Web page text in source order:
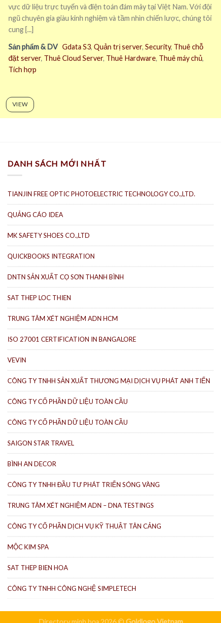
vực dữ liệu trực tuyến và điện toán đám mây tại Việt Nam. Với đội
ngũ chuyên gia giàu kinh nghiệm và tầm nhìn chiến lược, chúng tôi
cung [...]
Sản phẩm & DV Gdata S3, Quản trị server, Security, Thuê chỗ
đặt server, Thuê Cloud Server, Thuê Hardware, Thuê máy chủ,
Tích hợp
VIEW
DANH SÁCH MỚI NHẤT
TIANJIN FREE OPTIC PHOTOELECTRIC TECHNOLOGY CO.,LTD.
QUẢNG CÁO IDEA
MK SAFETY SHOES CO.,LTD
QUICKBOOKS INTEGRATION
DNTN SẢN XUẤT CỌ SƠN THANH BÌNH
SAT THEP LOC THIEN
TRUNG TÂM XÉT NGHIỆM ADN HCM
ISO 27001 CERTIFICATION IN BANGALORE
VEVIN
CÔNG TY TNHH SẢN XUẤT THƯƠNG MẠI DỊCH VỤ PHÁT ANH TIẾN
CÔNG TY CỔ PHẦN DỮ LIỆU TOÀN CẦU
CÔNG TY CỔ PHẦN DỮ LIỆU TOÀN CẦU
SAIGON STAR TRAVEL
BÌNH AN DECOR
CÔNG TY TNHH ĐẦU TƯ PHÁT TRIỂN SÓNG VÀNG
TRUNG TÂM XÉT NGHIỆM ADN – DNA TESTINGS
CÔNG TY CỔ PHẦN DỊCH VỤ KỸ THUẬT TÂN CẢNG
MỘC KIM SPA
SAT THEP BIEN HOA
CÔNG TY TNHH CÔNG NGHỆ SIMPLETECH